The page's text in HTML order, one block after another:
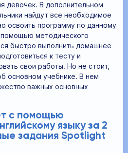
девочек. В дополнительном
найдут все необходимое
освоить программу по данному
методического
быстро выполнить домашнее
к тесту и
свои работы. Но не стоит,
основном учебнике. В нем
важных основных
с помощью
языку за 2
задания Spotlight